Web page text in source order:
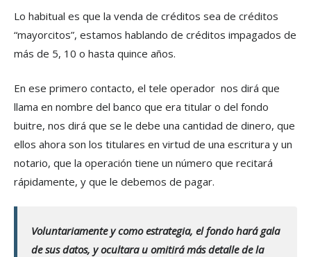
Lo habitual es que la venda de créditos sea de créditos
“mayorcitos”, estamos hablando de créditos impagados de
más de 5, 10 o hasta quince años.
En ese primero contacto, el tele operador nos dirá que
llama en nombre del banco que era titular o del fondo
buitre, nos dirá que se le debe una cantidad de dinero, que
ellos ahora son los titulares en virtud de una escritura y un
notario, que la operación tiene un número que recitará
rápidamente, y que le debemos de pagar.
Voluntariamente y como estrategia, el fondo hará gala
de sus datos, y ocultara u omitirá más detalle de la